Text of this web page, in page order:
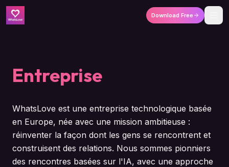
Download Free
Entreprise
WhatsLove est une entreprise technologique basée
en Europe, née avec une mission ambitieuse :
réinventer la façon dont les gens se rencontrent et
construisent des relations. Nous sommes pionniers
des rencontres basées sur l'IA, avec une approche